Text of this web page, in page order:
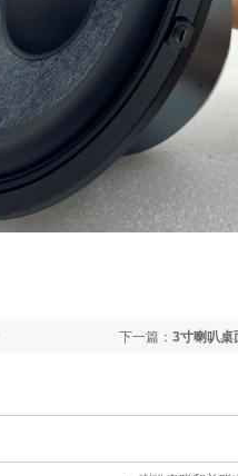
下一篇： 3寸喇叭桌